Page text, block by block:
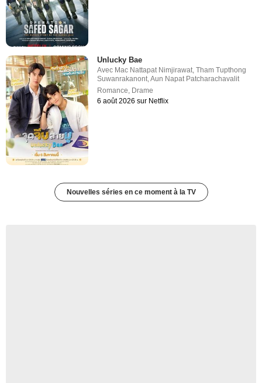
Unlucky Bae
Avec Mac Nattapat Nimjirawat,Tham Tupthong
Suwanrakanont,Aun Napat Patcharachavalit
Romance, Drame
6 août 2026 sur Netflix
Nouvelles séries en ce moment à la TV